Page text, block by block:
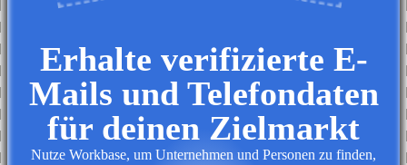
Erhalte verifizierte E-
Mails und Telefondaten
für deinen Zielmarkt
Nutze Workbase, um Unternehmen und Personen zu finden,